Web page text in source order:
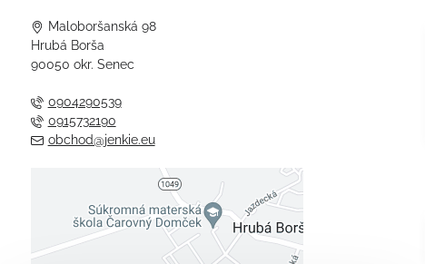
Maloboršanská 98
Hrubá Borša
90050 okr. Senec
0904290539
0915732190
obchod@jenkie.eu
Externý obsah je blokovaný
Voľbami súkromia